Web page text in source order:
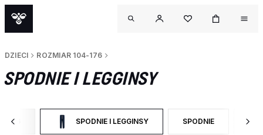
DZIECI ROZMIAR 104-176
SPODNIE I LEGGINSY
176 ROZMIAR 104-176SPODNIE I LEGGINSY
WYBRANY OBECNIE ZAWĘŻONO DO CATEGORY:
SPODNIE
ZAWĘŹ DO RODZAJ